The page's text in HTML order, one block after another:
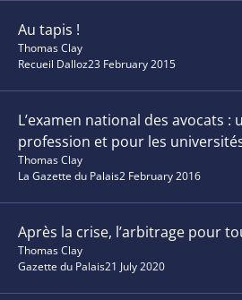
Au tapis !
Thomas Clay
Recueil Dalloz23 February 2015
L’examen national des avocats :
profession et pour les
Thomas Clay
La Gazette du Palais2 February 2016
Après la crise, l’arbitrage pour
Thomas Clay
Gazette du Palais21 July 2020